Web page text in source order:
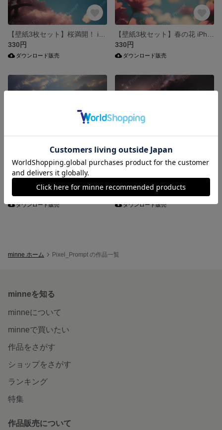
330円
ダウンロード販売
330円
ダウンロード販売
330円
ダウンロード販売 ダウンロード販売
minne ホーム Pixel_Prompt の作品一覧
minneを知る
minneについて
minneで買いたい
作品をさがす
ショップをさがす
ランキング
特集
作品販売について